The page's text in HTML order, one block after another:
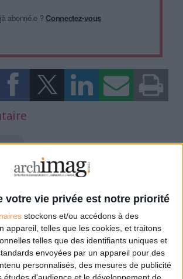
votre vie privée est notre priorité
stockons et/ou accédons à des
appareil, telles que les cookies, et traitons
telles que des identifiants uniques et
envoyées par un appareil pour des
personnalisés, des mesures de publicité
abonné.e ?Connectez-vous
2022
La maturité numérique des entreprises françaises
laisse à désirer